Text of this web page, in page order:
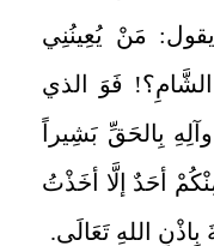
مَنْ يُعِينُنِي
فَوَ الذي
بِالحَقِّ بَشِيراً
أحَدٌ إلَّا أخَذْتُ
بِاذْنِ اللهِ تَعَالَى.